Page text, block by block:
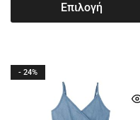
Επιλογή
- 24%